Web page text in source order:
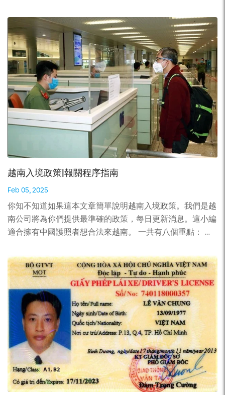
委託給他們之前，請嘗試了解您打算使用的越南簽證中心的
評論。 4. 檢查是否有明確的地址 請記住始終在有明確地址
的中心在線申請越南簽證。否則，如果您遇到問題而未得到
解決，您將無法在任何媒體上認領它們。 在哪裡可以找到
他們的地址：檢查其網站的頁眉、頁腳或“關於/聯繫我們”
部分以獲取他們的地址。 請記住：不要選擇沒有明確地址
的代理。 5. 檢查簽證批准函的送達是否保證準確的時間或
僅計劃的時間 您可能知道，在谷歌搜索越南簽證後，結果
會顯示眾多地址供您選擇。 您可以訪問一些，閱讀他們的
使用條款，了解他們的處理時間是否明確公佈，他們是否承
諾在某個時間向您交付越南簽證批准函，如果沒有，預計會
用條款，只需打電話給他們，詢問他們的服務政策，例如交
貨時間、保證等。他們沒有任何政策嗎？不要選擇。 以下
是確定值得信賴的越南簽證服務中心的 5 個基本標準，您應
該將資金委託該中心辦理越南簽證。 您認為有哪個網站完
全符合這些標準嗎？讓我們向您展示一個 – Vietnam-
先了解一下什麼是 VOA。 1. 什麼是越南落地簽證？ 越南落
地簽證是在越南 5 個國際機場（河內的內排機場、胡志明
市/西貢的新山一機場、海防的吉碑機場、峴港的峴港機場
和 慶和省的金蘭）。 為了能夠在越南機場獲得簽證印章，
旅客需要提前在線申請以獲得簽證批准函。抵達出發機場
後，旅客需要出示該信件登機，然後在抵達越南機場時出示
該信件接受檢查，並在原始護照上蓋章簽證。 其完整詳細
信息可在此處查看：https://www.vietnam-visa.com/zh-
hant/visa-on-arrival/ 2. 越南落地簽證的優勢 儘管如此，由
於沒有什麼是完美的，越南落地簽證仍然具有以下許多優
點： 1. 越南落地簽證便利 當需要獲得越南簽證時，人們可
步或幾公里，這不會成為一個令人擔憂的問題。但當你住的
地方離使館較遠時，這個問題就會出現。他們可能會感到有
點猶豫。 然而，越南落地簽證可以解決所有這些問題。它
的申請不需要您前往大使館。您可以在家中、辦公室甚至在
回家的路上申請一個，前提是您有聯網設備。 2. 申請越南
括： 你覺得有點複雜嗎？您可以完全避免越南落地簽證的
這種共謀，您只需： 2. 在線支付服務費，然後在1或2個工
作日內通過電子郵件收到簽證批准函。 3. 抵達越南機場
後，出示該信件並以現金支付蓋章費，即可在護照上蓋章簽
證。 因此，您根本不需要前往申請簽證。 3. 申請越南落地
簽證節省時間 由於申請越南落地簽證根本不需要任何旅
行，這絕對為您節省了大量前往大使館、回國然後再次旅行
的時間。 4. 越南落地簽證節省費用 雖然網上申請越南簽證
可以隨時完成，甚至在晚上，但在越南大使館申請簽證只能
在大使館工作時間內進行，但您需要花工作日前往大使館，
因此無法獲得簽證。支付當天的費用，因此如果使用落地簽
越南入境政策|報關程序指南
Feb 05, 2025
你知不知道如果這本文章簡單說明越南入境政策。我們是越
南公司將為你們提供最準確的政策，每日更新消息。這小編
適合擁有中國護照者想合法來越南。 一共有八個重點： 👉
口岸入境越南？ 對於入境越南有兩個方式。你可以陸路走
也可以乘坐飛機去。點擊這文章了解詳情 2. 用哪些材料可
以入境越南？ 大家可以使用下面的材料通關： 3.越南報關
程序指南 根據國會於2016年04月06日頒發的進出口稅法
（編號：107/2016/QH13）第2條的規定，在越南邊境、口
岸進口的物品被徵收進口稅。但根據進出口稅法第16條第1
款的規定，入境旅客免稅行李范圍內的物品免徵進口稅。根
據政府134/2016/NĐ-CP號議定第6條的規定，享受免稅的
出入境旅客攜帶行李包括： “a) 20度以上酒類物品：1.5公
升或20度以下酒類：2.0公升或含酒精飲料、啤酒：3.0公
升。 對於酒類物品，若入境旅客攜帶容積大於規定容積但